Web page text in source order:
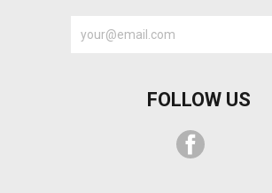
FOLLOW US
Facebook